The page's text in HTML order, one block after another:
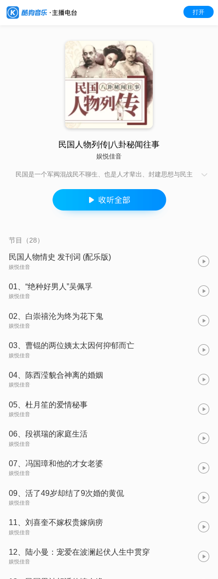
打开
民国人物列传|八卦秘闻往事
娱悦佳音
民国是一个军阀混战民不聊生、也是人才辈出、封建思想与民主
玉的清秀气质，也有豪放不羁的洒脱。 在这个时代的舞台上，军
阀枭雄、文人骚客、才女佳人、流氓大亨纷纷登场亮相，上演着
一幕幕江湖传奇。 本张专辑选取三十位民国时期叱诧风云的著名
真实精彩人生。 民国那些人儿、那些事儿值得我们知晓与铭记。
节目（28）
民国人物情史 发刊词 (配乐版)
娱悦佳音
01、“绝种好男人”吴佩孚
娱悦佳音
02、白崇禧沦为终为花下鬼
娱悦佳音
03、曹锟的两位姨太太因何抑郁而亡
娱悦佳音
04、陈西滢貌合神离的婚姻
娱悦佳音
05、杜月笙的爱情秘事
娱悦佳音
06、段祺瑞的家庭生活
娱悦佳音
07、冯国璋和他的才女老婆
娱悦佳音
09、活了49岁却结了9次婚的黄侃
娱悦佳音
11、刘喜奎不嫁权贵嫁病痨
娱悦佳音
12、陆小曼：宠爱在波澜起伏人生中贯穿
娱悦佳音